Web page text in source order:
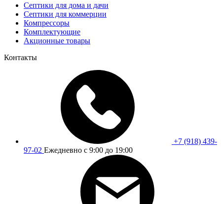
Септики для дома и дачи
Септики для коммерции
Компрессоры
Комплектующие
Акционные товары
Контакты
+7 (918) 439-
97-02 Ежедневно с 9:00 до 19:00